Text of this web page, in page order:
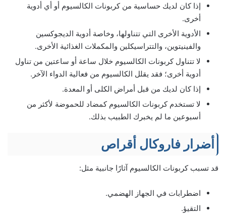
إذا كان لديك حساسية من كربونات الكالسيوم أو أي أدوية
أخرى.
الأدوية الأخرى التي تتناولها، وخاصة أدوية الديجوكسين
والفينيتوين، والتتراسيكلين والمكملات الغذائية الأخرى.
لا تتناول كربونات الكالسيوم خلال ساعة أو ساعتين من تناول
أدوية أخرى؛ فقد يقلل الكالسيوم من فعالية الدواء الآخر.
إذا كان لديك من قبل أمراض الكلى أو المعدة.
لا تستخدم كربونات الكالسيوم كمضاد للحموضة لأكثر من
أسبوعين ما لم يخبرك الطبيب بذلك.
أضرار فاروكال أقراص
قد تسبب كربونات الكالسيوم آثارًا جانبية مثل:
اضطرابات في الجهاز الهضمي.
التقيؤ.